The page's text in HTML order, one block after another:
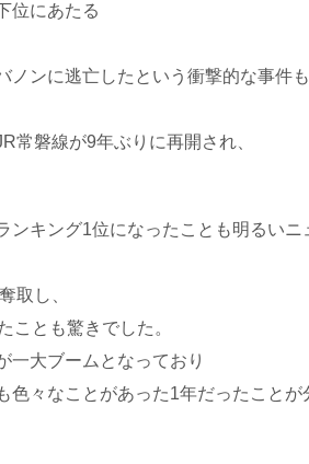
位にあたる
ノンに逃亡したという衝撃的な事件
常磐線が9年ぶりに再開され、
ンキング1位になったことも明るいニ
取し、
ことも驚きでした。
一大ブームとなっており
々なことがあった1年だったことが